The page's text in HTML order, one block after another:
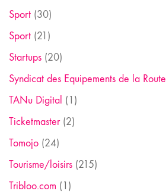
Sport (30)
Sport (21)
Startups (20)
Syndicat des Equipements de la Route
TANu Digital (1)
Ticketmaster(2)
Tomojo (24)
Tourisme/loisirs (215)
Tribloo.com (1)